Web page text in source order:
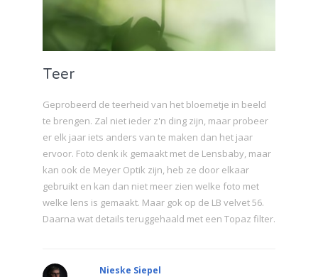
Teer
Geprobeerd de teerheid van het bloemetje in beeld
te brengen. Zal niet ieder z'n ding zijn, maar probeer
er elk jaar iets anders van te maken dan het jaar
ervoor. Foto denk ik gemaakt met de Lensbaby, maar
kan ook de Meyer Optik zijn, heb ze door elkaar
gebruikt en kan dan niet meer zien welke foto met
welke lens is gemaakt. Maar gok op de LB velvet 56.
Daarna wat details teruggehaald met een Topaz filter.
Nieske Siepel